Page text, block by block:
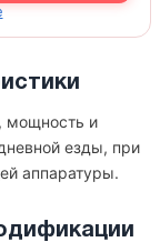
мощность и
езды, при
аппаратуры.